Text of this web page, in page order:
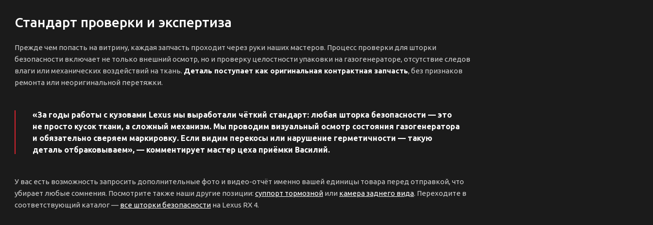
Стандарт проверки и экспертиза
Прежде чем попасть на витрину, каждая запчасть проходит через руки наших мастеров. Процесс проверки для шторки
безопасности включает не только внешний осмотр, но и проверку целостности упаковки на газогенераторе, отсутствие следов
влаги или механических воздействий на ткань. Деталь поступает как оригинальная контрактная запчасть, без признаков
ремонта или неоригинальной перетяжки.
«За годы работы с кузовами Lexus мы выработали чёткий стандарт: любая шторка безопасности — это
не просто кусок ткани, а сложный механизм. Мы проводим визуальный осмотр состояния газогенератора
и обязательно сверяем маркировку. Если видим перекосы или нарушение герметичности — такую
деталь отбраковываем», — комментирует мастер цеха приёмки Василий.
У вас есть возможность запросить дополнительные фото и видео-отчёт именно вашей единицы товара перед отправкой, что
убирает любые сомнения. Посмотрите также наши другие позиции: суппорт тормозной или камера заднего вида. Переходите в
соответствующий каталог — все шторки безопасности на Lexus RX 4.